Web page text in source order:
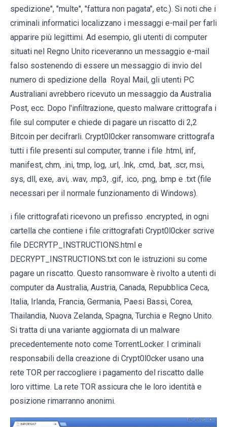
spedizione", "multe", "fattura non pagata", etc.). Si noti che i
criminali informatici localizzano i messaggi e-mail per farli
apparire più legittimi. Ad esempio, gli utenti di computer
situati nel Regno Unito riceveranno un messaggio e-mail
falso sostenendo di essere un messaggio di invio del
numero di spedizione della Royal Mail, gli utenti PC
Australiani avrebbero ricevuto un messaggio da Australia
Post, ecc. Dopo l'infiltrazione, questo malware crittografa i
file sul computer e chiede di pagare un riscatto di 2,2
Bitcoin per decifrarli. Crypt0l0cker ransomware crittografa
tutti i file presenti sul computer, tranne i file .html, inf,
manifest, chm, .ini, tmp, log, .url, .lnk, .cmd, .bat, .scr, msi,
sys, dll, exe, .avi, .wav, .mp3, .gif, .ico, .png, .bmp e .txt (file
necessari per il normale funzionamento di Windows).
i file crittografati ricevono un prefisso .encrypted, in ogni
cartella che contiene i file crittografati Crypt0l0cker scrive
file DECRYTP_INSTRUCTIONS.html e
DECRYPT_INSTRUCTIONS.txt con le istruzioni su come
pagare un riscatto. Questo ransomware è rivolto a utenti di
computer da Australia, Austria, Canada, Repubblica Ceca,
Italia, Irlanda, Francia, Germania, Paesi Bassi, Corea,
Thailandia, Nuova Zelanda, Spagna, Turchia e Regno Unito.
Si tratta di una variante aggiornata di un malware
precedentemente noto come TorrentLocker. I criminali
responsabili della creazione di Crypt0l0cker usano una
rete TOR per raccogliere i pagamento del riscatto dalle
loro vittime. La rete TOR assicura che le loro identità e
posizione rimarranno anonimi.